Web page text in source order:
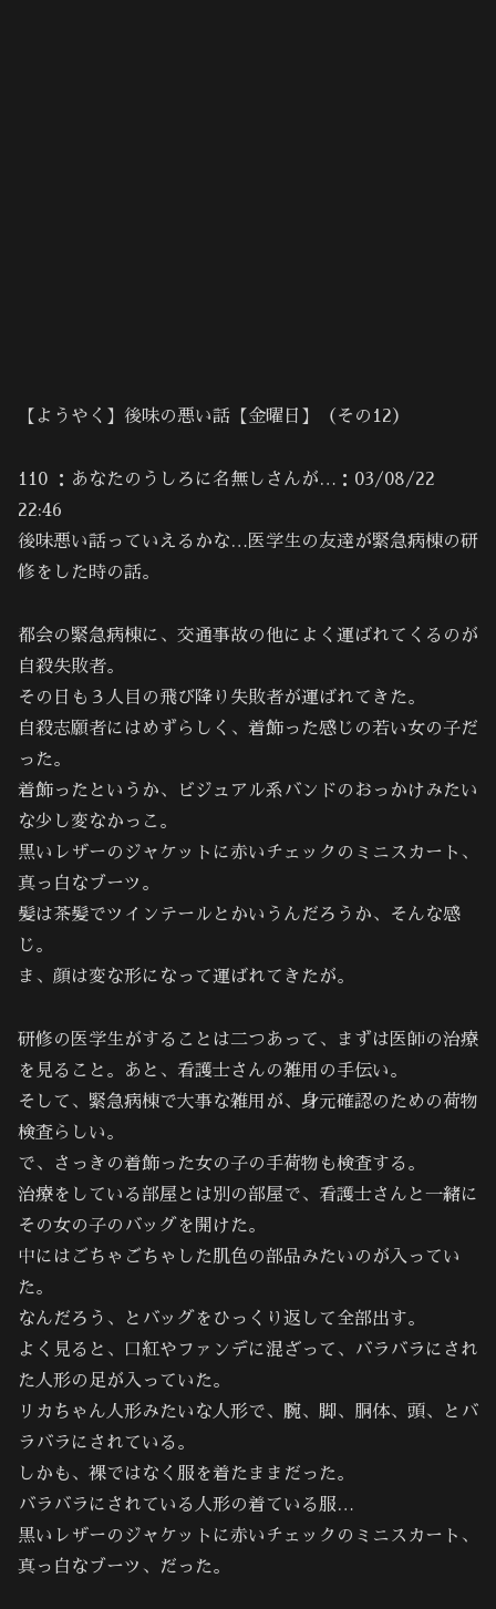
【ようやく】後味の悪い話【金曜日】（その12）
110 ：あなたのうしろに名無しさんが…：03/08/22
22:46
後味悪い話っていえるかな…医学生の友達が緊急病棟の研
修をした時の話。
都会の緊急病棟に、交通事故の他によく運ばれてくるのが
自殺失敗者。
その日も３人目の飛び降り失敗者が運ばれてきた。
自殺志願者にはめずらしく、着飾った感じの若い女の子だ
った。
着飾ったというか、ビジュアル系バンドのおっかけみたい
な少し変なかっこ。
黒いレザーのジャケットに赤いチェックのミニスカート、
真っ白なブーツ。
髪は茶髪でツインテールとかいうんだろうか、そんな感
じ。
ま、顔は変な形になって運ばれてきたが。
研修の医学生がすることは二つあって、まずは医師の治療
を見ること。あと、看護士さんの雑用の手伝い。
そして、緊急病棟で大事な雑用が、身元確認のための荷物
検査らしい。
で、さっきの着飾った女の子の手荷物も検査する。
治療をしている部屋とは別の部屋で、看護士さんと一緒に
その女の子のバッグを開けた。
中にはごちゃごちゃした肌色の部品みたいのが入ってい
た。
なんだろう、とバッグをひっくり返して全部出す。
よく見ると、口紅やファンデに混ざって、バラバラにされ
た人形の足が入っていた。
リカちゃん人形みたいな人形で、腕、脚、胴体、頭、とバ
ラバラにされている。
しかも、裸ではなく服を着たままだった。
バラバラにされている人形の着ている服…
黒いレザーのジャケットに赤いチェックのミニスカート、
真っ白なブーツ、だった。